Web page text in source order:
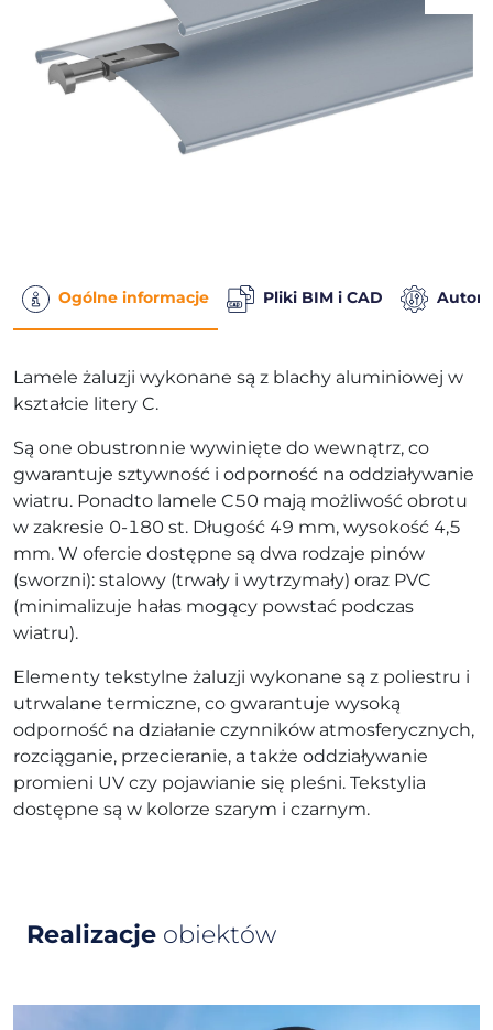
Ogólne informacje Pliki BIM i CAD
Lamele żaluzji wykonane są z blachy aluminiowej w
kształcie litery C.
Są one obustronnie wywinięte do wewnątrz, co
gwarantuje sztywność i odporność na oddziaływanie
wiatru. Ponadto lamele C50 mają możliwość obrotu
w zakresie 0-180 st. Długość 49 mm, wysokość 4,5
mm. W ofercie dostępne są dwa rodzaje pinów
(sworzni): stalowy (trwały i wytrzymały) oraz PVC
(minimalizuje hałas mogący powstać podczas
wiatru).
Elementy tekstylne żaluzji wykonane są z poliestru i
utrwalane termiczne, co gwarantuje wysoką
odporność na działanie czynników atmosferycznych,
rozciąganie, przecieranie, a także oddziaływanie
promieni UV czy pojawianie się pleśni. Tekstylia
dostępne są w kolorze szarym i czarnym.
Realizacje obiektów